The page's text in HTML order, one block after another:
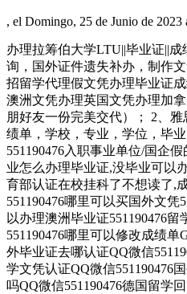
, el Domingo, 25 de Junio de 2023
办理拉筹伯大学LTU||毕业证||
询，国外证件遗失补办，制作
招留学代理假文凭办理毕业证
澳洲文凭办理英国文凭办理加
朋好友一份完美交代）； 2、
绩单，学校，专业，学位，毕
551190476入职事业单位/国企
业怎么办理毕业证,没毕业可以
育部认证在校挂科了不想读了,
551190476哪里可以买国外文凭
以办理澳洲毕业证551190476
551190476哪里可以修改成绩单
外毕业证去哪认证QQ微信
学文凭认证QQ微信551190476
吗QQ微信551190476德国留学